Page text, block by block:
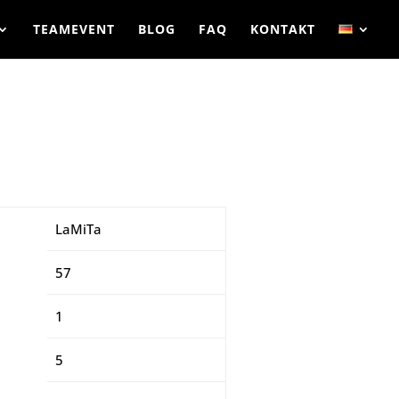
TEAMEVENT BLOG FAQ KONTAKT
LaMiTa
57
1
5